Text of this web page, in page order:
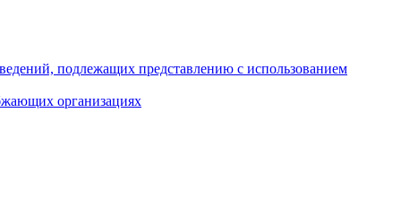
подлежащих представлению с использованием
организациях